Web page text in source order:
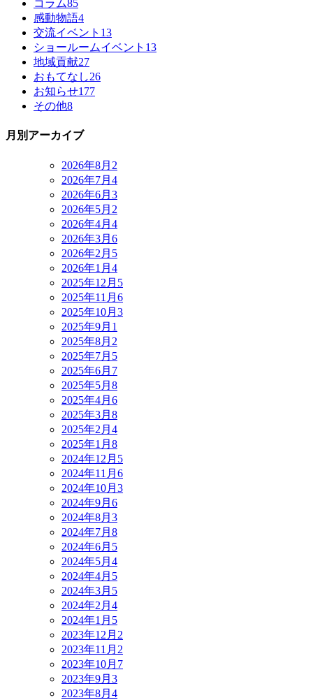
コラム85
感動物語4
交流イベント 13
ショールームイベント 13
地域貢献27
おもてなし26
お知らせ177
その他8
月別アーカイブ
2026年8月 2
2026年7月 4
2026年6月 3
2026年5月 2
2026年4月 4
2026年3月 6
2026年2月 5
2026年1月 4
2025年12月 5
2025年11月 6
2025年10月 3
2025年9月 1
2025年8月 2
2025年7月 5
2025年6月 7
2025年5月 8
2025年4月 6
2025年3月 8
2025年2月 4
2025年1月 8
2024年12月 5
2024年11月 6
2024年10月 3
2024年9月 6
2024年8月 3
2024年7月 8
2024年6月 5
2024年5月 4
2024年4月 5
2024年3月 5
2024年2月 4
2024年1月 5
2023年12月 2
2023年11月 2
2023年10月 7
2023年9月 3
2023年8月 4